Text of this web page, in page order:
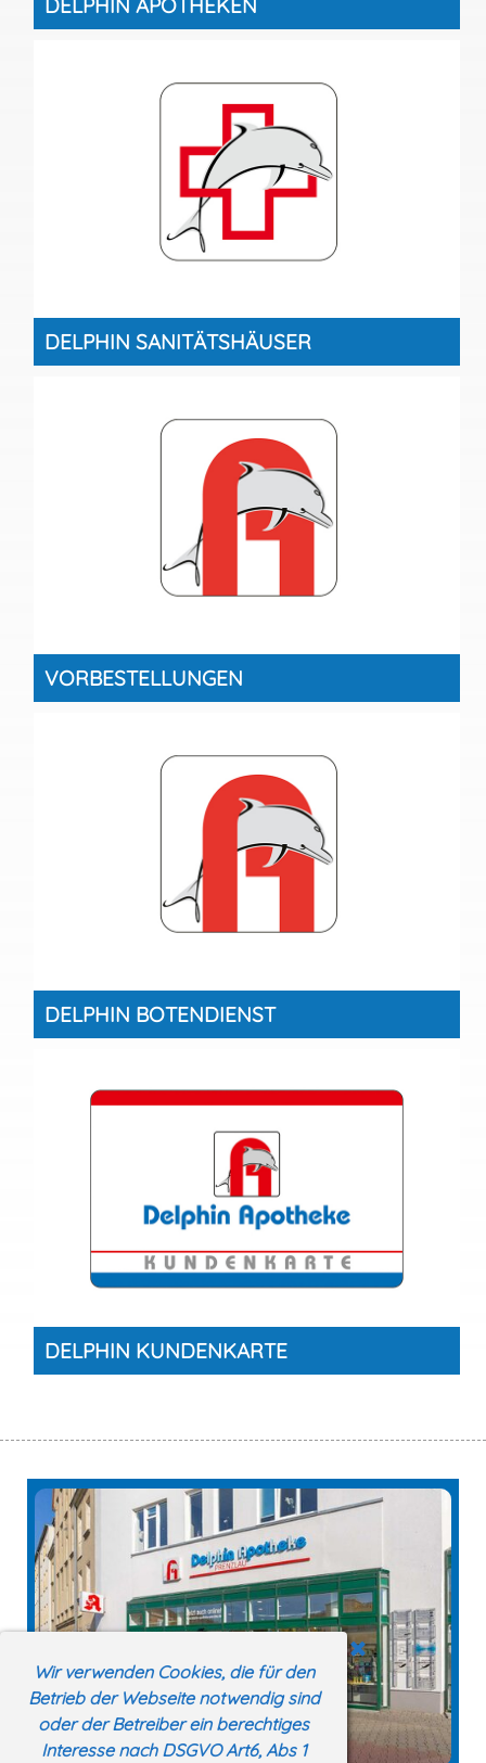
Wir verwenden Cookies, die für den
Betrieb der Webseite notwendig sind
oder der Betreiber ein berechtiges
Interesse nach DSGVO Art6, Abs 1
DELPHIN APOTHEKEN
DELPHIN SANITÄTSHÄUSER
VORBESTELLUNGEN
DELPHIN BOTENDIENST
DELPHIN KUNDENKARTE